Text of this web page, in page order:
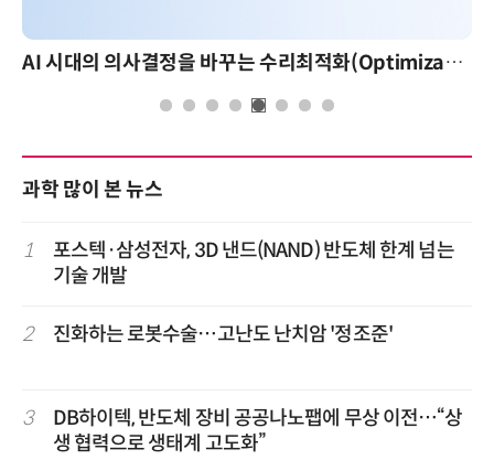
AI 시대의 의사결정을 바꾸는 수리최적화(Optimization): 실제 산업 적용 사례와 활용 전략
과학 많이 본 뉴스
1
포스텍·삼성전자, 3D 낸드(NAND) 반도체 한계 넘는
기술 개발
2 진화하는 로봇수술…고난도 난치암 '정조준'
3
DB하이텍, 반도체 장비 공공나노팹에 무상 이전…“상
생 협력으로 생태계 고도화”